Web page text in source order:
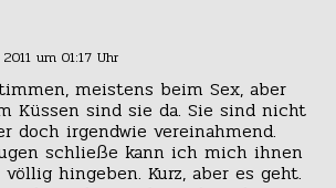
um 01:17 Uhr
meistens beim Sex, aber
Küssen sind sie da. Sie sind nicht
doch irgendwie vereinahmend.
schließe kann ich mich ihnen
hingeben. Kurz, aber es geht.